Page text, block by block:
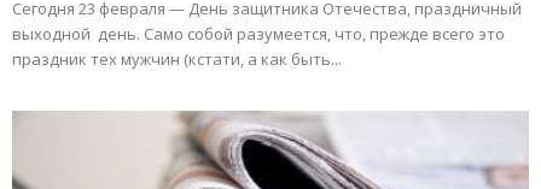
Сегодня 23 февраля — День защитника Отечества, праздничный
выходной день. Само собой разумеется, что, прежде всего это
праздник тех мужчин (кстати, а как быть...